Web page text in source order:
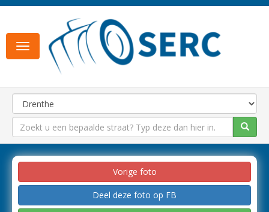
Toggle
navigation
Vorige foto
Deel deze foto op FB